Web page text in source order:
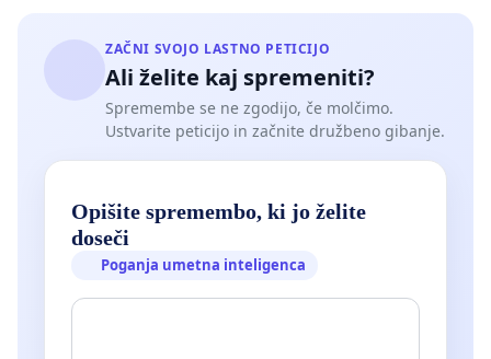
ZAČNI SVOJO LASTNO PETICIJO
Ali želite kaj spremeniti?
Spremembe se ne zgodijo, če molčimo.
Ustvarite peticijo in začnite družbeno gibanje.
Opišite spremembo, ki jo želite
doseči
Poganja umetna inteligenca